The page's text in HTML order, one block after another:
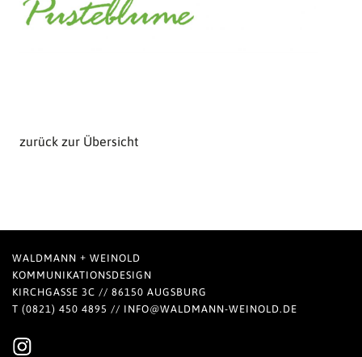
zurück zur Übersicht
WALDMANN + WEINOLD
KOMMUNIKATIONSDESIGN
KIRCHGASSE 3C // 86150 AUGSBURG
T (0821) 450 4895 // INFO@WALDMANN-WEINOLD.DE